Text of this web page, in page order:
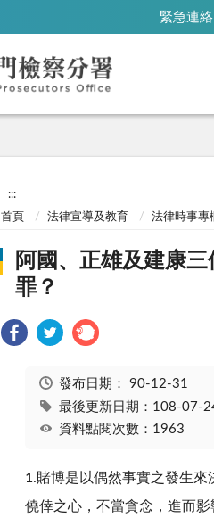
緊急連
:::
首頁 法律宣導及教育 法律時事專
阿國、正雄及建康
罪？
發布日期： 90-12-31
最後更新日期：108-07-
資料點閱次數：1963
1.賭博是以偶然事實之發生
僥倖之心，不當貪念，進而